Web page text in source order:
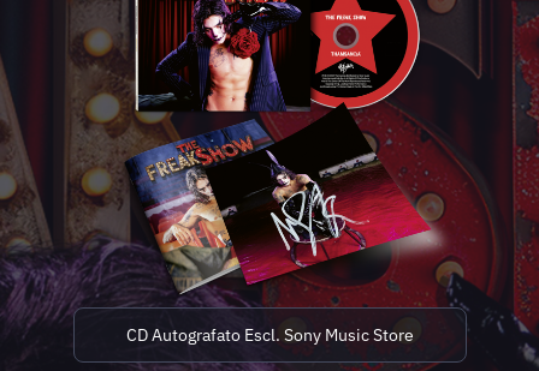
CD Autografato Escl. Sony Music Store